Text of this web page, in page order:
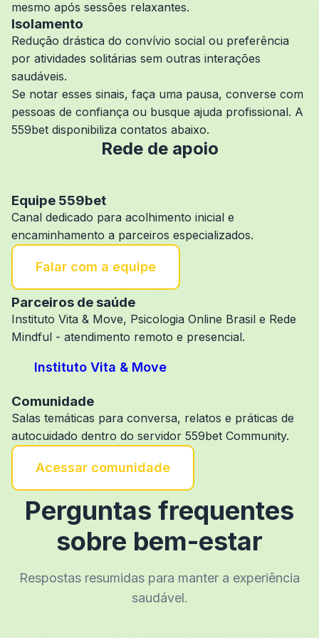
mesmo após sessões relaxantes.
Isolamento
Redução drástica do convívio social ou preferência
por atividades solitárias sem outras interações
saudáveis.
Se notar esses sinais, faça uma pausa, converse com
pessoas de confiança ou busque ajuda profissional. A
559bet disponibiliza contatos abaixo.
Rede de apoio
Equipe 559bet
Canal dedicado para acolhimento inicial e
encaminhamento a parceiros especializados.
Falar com a equipe
Parceiros de saúde
Instituto Vita & Move, Psicologia Online Brasil e Rede
Mindful - atendimento remoto e presencial.
Instituto Vita & Move
Comunidade
Salas temáticas para conversa, relatos e práticas de
autocuidado dentro do servidor 559bet Community.
Acessar comunidade
Perguntas frequentes
sobre bem-estar
Respostas resumidas para manter a experiência
saudável.